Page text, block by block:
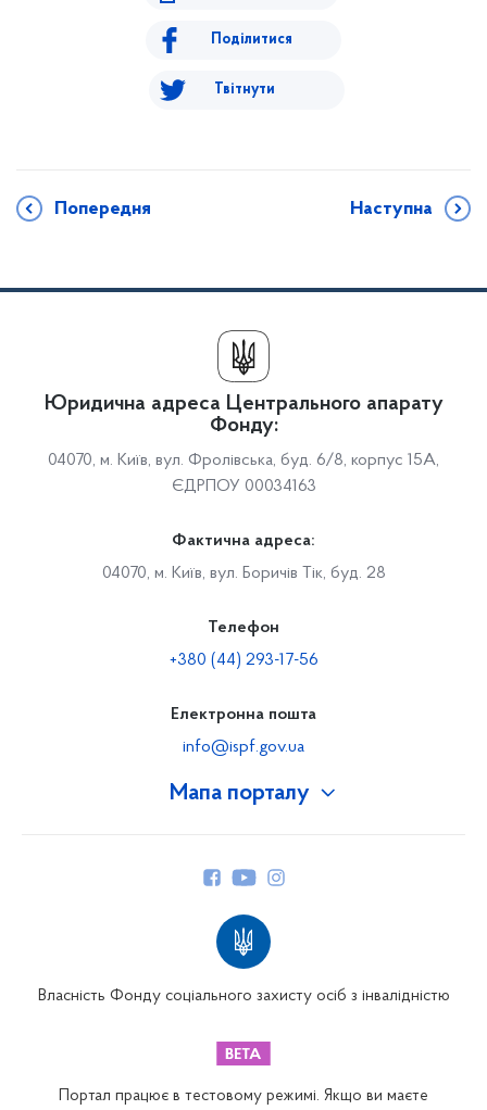
Поділитися
Твітнути
Попередня Наступна
Мапа порталу
Юридична адреса Центрального апарату
Фонду:
04070, м. Київ, вул. Фролівська, буд. 6/8, корпус 15А,
ЄДРПОУ 00034163
Фактична адреса:
04070, м. Київ, вул. Боричів Тік, буд. 28
Телефон
+380 (44) 293-17-56
Електронна пошта
info@ispf.gov.ua
Власність Фонду соціального захисту осіб з інвалідністю
Портал працює в тестовому режимі. Якщо ви маєте